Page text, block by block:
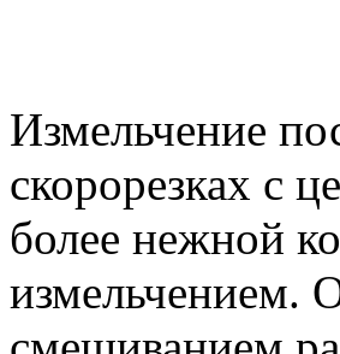
Измельчение
скорорезках с
более нежной
измельчением.